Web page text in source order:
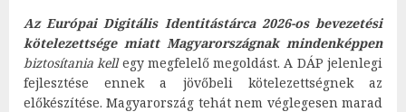
Az Európai Digitális Identitástárca 2026-os bevezetési
kötelezettsége miatt Magyarországnak mindenképpen
biztosítania kellegy megfelelő megoldást. A DÁP jelenlegi
fejlesztése ennek a jövőbeli kötelezettségnek az
előkészítése. Magyarország tehát nem véglegesen marad